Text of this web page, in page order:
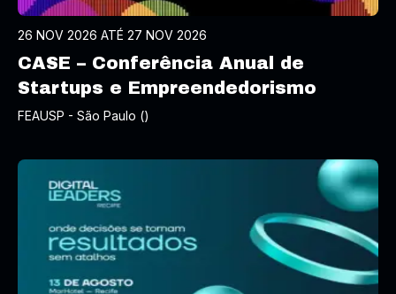
26 NOV 2026 ATÉ 27 NOV 2026
CASE – Conferência Anual de
Startups e Empreendedorismo
FEAUSP - São Paulo ()